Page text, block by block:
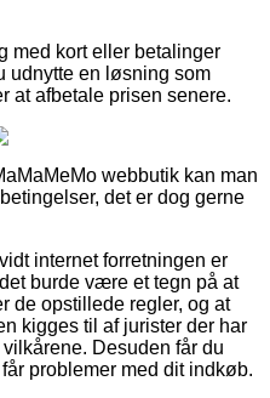
med kort eller betalinger
udnytte en løsning som
at afbetale prisen senere.
webbutik kan man
det er dog gerne
internet forretningen er
burde være et tegn på at
de opstillede regler, og at
kigges til af jurister der har
Desuden får du
problemer med dit indkøb.